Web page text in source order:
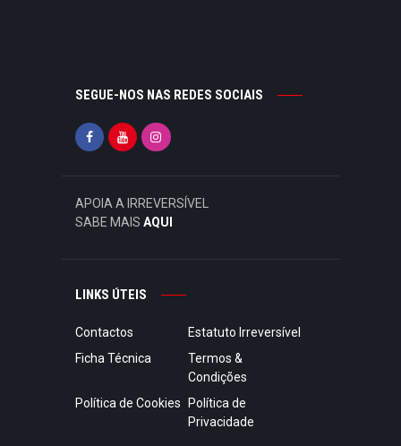
SEGUE-NOS NAS REDES SOCIAIS
APOIA A IRREVERSÍVEL
SABE MAIS AQUI
LINKS ÚTEIS
Contactos
Estatuto Irreversível
Ficha Técnica
Termos &
Condições
Política de Cookies
Política de
Privacidade